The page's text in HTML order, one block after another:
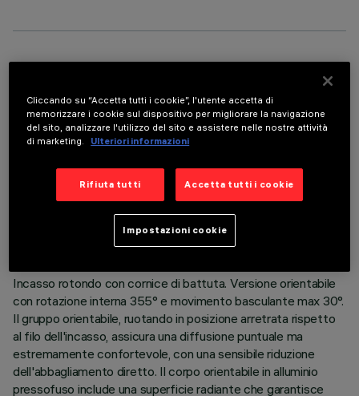
DATI TECNICI
ULTIMO AGGIORNAMENTO: 06/08/2026
Incasso rotondo con cornice di battuta. Versione orientabile
con rotazione interna 355° e movimento basculante max 30°.
Il gruppo orientabile, ruotando in posizione arretrata rispetto
al filo dell'incasso, assicura una diffusione puntuale ma
estremamente confortevole, con una sensibile riduzione
dell'abbagliamento diretto. Il corpo orientabile in alluminio
pressofuso include una superficie radiante che garantisce
Cliccando su “Accetta tutti i cookie”, l'utente accetta di
memorizzare i cookie sul dispositivo per migliorare la navigazione
del sito, analizzare l'utilizzo del sito e assistere nelle nostre attività
di marketing.
Ulteriori informazioni
Rifiuta tutti Accetta tutti i cookie
Impostazioni cookie